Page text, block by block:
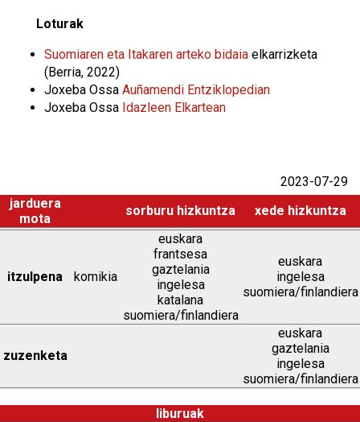
Loturak
Suomiaren eta Itakaren arteko bidaia elkarrizketa
(Berria, 2022)
Joxeba Ossa Auñamendi Entziklopedian
Joxeba Ossa Idazleen Elkartean
2023-07-29
jarduera
mota
sorburu hizkuntza xede hizkuntza
itzulpena komikia
euskara
frantsesa
gaztelania
ingelesa
katalana
suomiera/finlandiera
euskara
ingelesa
suomiera/finlandiera
zuzenketa
euskara
gaztelania
ingelesa
suomiera/finlandiera
liburuak